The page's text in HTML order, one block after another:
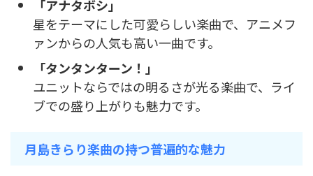
「アナタボシ」
星をテーマにした可愛らしい楽曲で、アニメフ
ァンからの人気も高い一曲です。
「タンタンターン！」
ユニットならではの明るさが光る楽曲で、ライ
ブでの盛り上がりも魅力です。
月島きらり楽曲の持つ普遍的な魅力